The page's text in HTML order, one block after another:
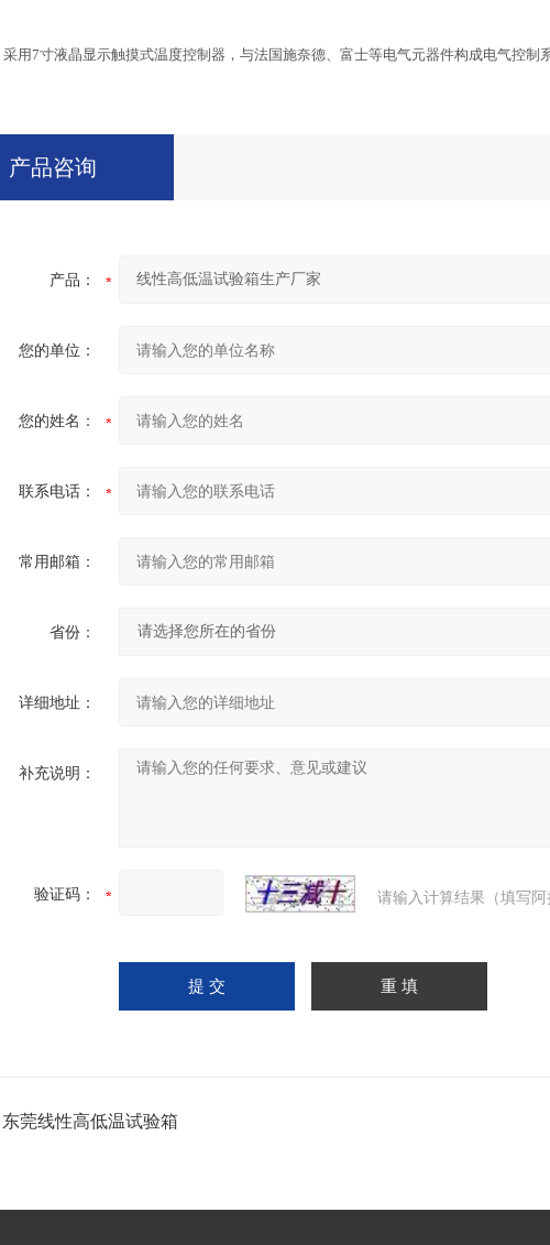
用7寸液晶显示触摸式温度控制器，与法国施奈德、富士等电气元器件构成电气控制系
产品咨询
产品：
您的单位：
您的姓名：
联系电话：
常用邮箱：
省份：
详细地址：
补充说明：
验证码： 请输入计算结果（填写
东莞线性高低温试验箱